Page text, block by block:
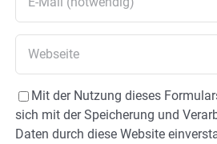
Mit der Nutzung dieses
sich mit der Speicherung und
Daten durch diese Website